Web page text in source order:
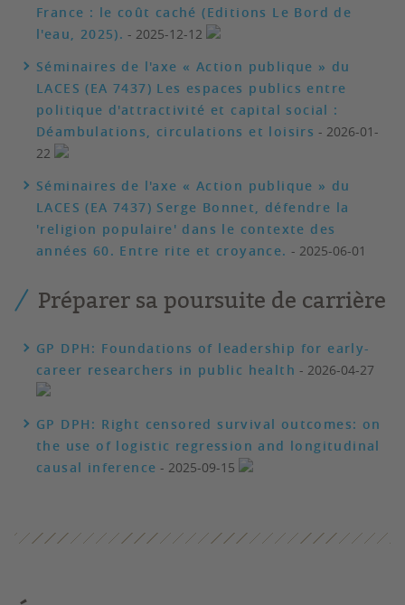
France : le coût caché (Editions Le Bord de
l'eau, 2025). - 2025-12-12
Séminaires de l'axe « Action publique » du
LACES (EA 7437) Les espaces publics entre
politique d'attractivité et capital social :
Déambulations, circulations et loisirs - 2026-01-
22
Séminaires de l'axe « Action publique » du
LACES (EA 7437) Serge Bonnet, défendre la
'religion populaire' dans le contexte des
années 60. Entre rite et croyance. - 2025-06-01
Préparer sa poursuite de carrière
GP DPH: Foundations of leadership for early-
career researchers in public health - 2026-04-27
GP DPH: Right censored survival outcomes: on
the use of logistic regression and longitudinal
causal inference - 2025-09-15